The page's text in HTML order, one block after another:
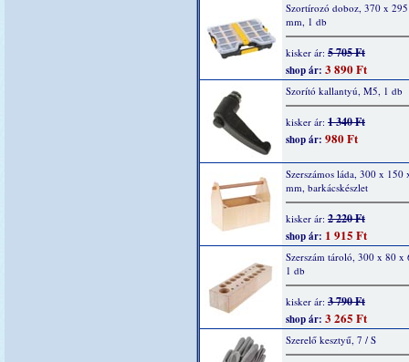
Szortírozó doboz, 370 x
mm, 1 db
kisker ár: 5 705 Ft
shop ár: 3 890 Ft
Szorító kallantyú, M5, 1 db
kisker ár: 1 340 Ft
shop ár: 980 Ft
Szerszámos láda, 300 x 150
mm, barkácskészlet
kisker ár: 2 220 Ft
shop ár: 1 915 Ft
Szerszám tároló, 300 x 80 x
1 db
kisker ár: 3 790 Ft
shop ár: 3 265 Ft
Szerelő kesztyű, 7 / S